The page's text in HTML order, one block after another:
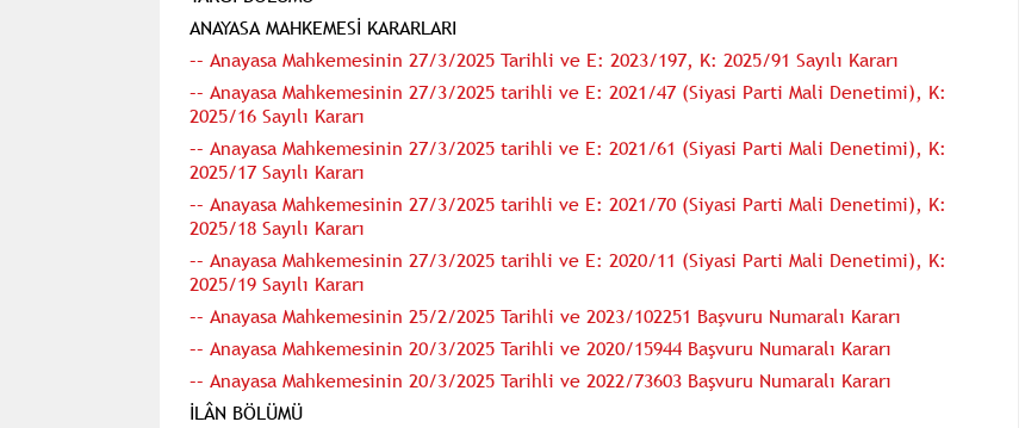
ANAYASA MAHKEMESİ KARARLARI
–– Anayasa Mahkemesinin 27/3/2025 Tarihli ve E: 2023/197, K: 2025/91 Sayılı Kararı
–– Anayasa Mahkemesinin 27/3/2025 tarihli ve E: 2021/47 (Siyasi Parti Mali Denetimi), K:
2025/16 Sayılı Kararı
–– Anayasa Mahkemesinin 27/3/2025 tarihli ve E: 2021/61 (Siyasi Parti Mali Denetimi), K:
2025/17 Sayılı Kararı
–– Anayasa Mahkemesinin 27/3/2025 tarihli ve E: 2021/70 (Siyasi Parti Mali Denetimi), K:
2025/18 Sayılı Kararı
–– Anayasa Mahkemesinin 27/3/2025 tarihli ve E: 2020/11 (Siyasi Parti Mali Denetimi), K:
2025/19 Sayılı Kararı
–– Anayasa Mahkemesinin 25/2/2025 Tarihli ve 2023/102251 Başvuru Numaralı Kararı
–– Anayasa Mahkemesinin 20/3/2025 Tarihli ve 2020/15944 Başvuru Numaralı Kararı
–– Anayasa Mahkemesinin 20/3/2025 Tarihli ve 2022/73603 Başvuru Numaralı Kararı
İLÂN BÖLÜMÜ